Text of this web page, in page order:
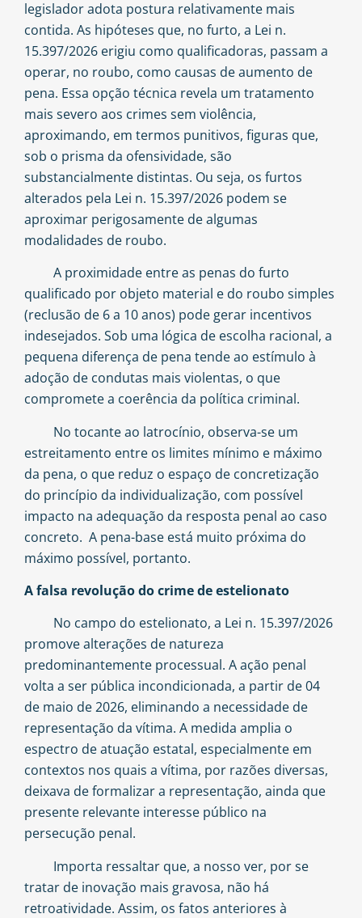
legislador adota postura relativamente mais
contida. As hipóteses que, no furto, a Lei n.
15.397/2026 erigiu como qualificadoras, passam a
operar, no roubo, como causas de aumento de
pena. Essa opção técnica revela um tratamento
mais severo aos crimes sem violência,
aproximando, em termos punitivos, figuras que,
sob o prisma da ofensividade, são
substancialmente distintas. Ou seja, os furtos
alterados pela Lei n. 15.397/2026 podem se
aproximar perigosamente de algumas
modalidades de roubo.
A proximidade entre as penas do furto
qualificado por objeto material e do roubo simples
(reclusão de 6 a 10 anos) pode gerar incentivos
indesejados. Sob uma lógica de escolha racional, a
pequena diferença de pena tende ao estímulo à
adoção de condutas mais violentas, o que
compromete a coerência da política criminal.
No tocante ao latrocínio, observa-se um
estreitamento entre os limites mínimo e máximo
da pena, o que reduz o espaço de concretização
do princípio da individualização, com possível
impacto na adequação da resposta penal ao caso
concreto. A pena-base está muito próxima do
máximo possível, portanto.
A falsa revolução do crime de estelionato
No campo do estelionato, a Lei n. 15.397/2026
promove alterações de natureza
predominantemente processual. A ação penal
volta a ser pública incondicionada, a partir de 04
de maio de 2026, eliminando a necessidade de
representação da vítima. A medida amplia o
espectro de atuação estatal, especialmente em
contextos nos quais a vítima, por razões diversas,
deixava de formalizar a representação, ainda que
presente relevante interesse público na
persecução penal.
Importa ressaltar que, a nosso ver, por se
tratar de inovação mais gravosa, não há
retroatividade. Assim, os fatos anteriores à